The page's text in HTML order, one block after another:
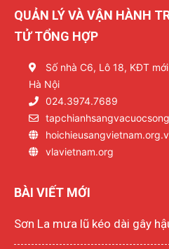
QUẢN LÝ VÀ VẬN HÀNH
TỬ TỔNG HỢP
Số nhà C6, Lô 18, KĐT
Hà Nội
024.3974.7689
vlavietnam.org
BÀI VIẾT MỚI
Sơn La mưa lũ kéo dài gây